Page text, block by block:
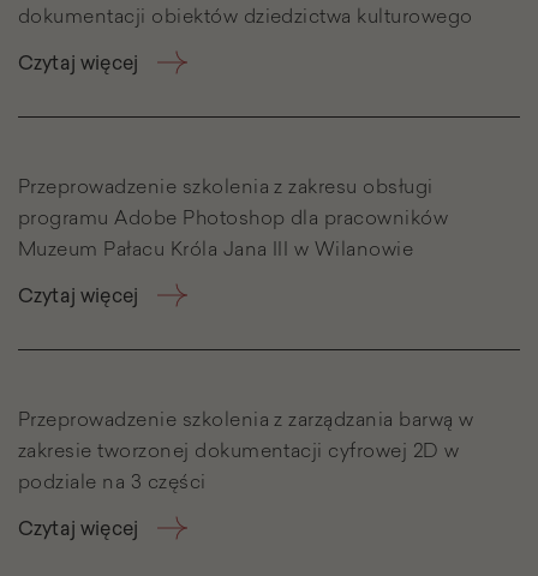
dokumentacji obiektów dziedzictwa kulturowego
Czytaj więcej
Przeprowadzenie szkolenia z zakresu obsługi
programu Adobe Photoshop dla pracowników
Muzeum Pałacu Króla Jana III w Wilanowie
Czytaj więcej
Przeprowadzenie szkolenia z zarządzania barwą w
zakresie tworzonej dokumentacji cyfrowej 2D w
podziale na 3 części
Czytaj więcej